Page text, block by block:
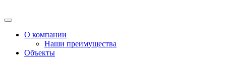
О компании
Наши преимущества
Объекты